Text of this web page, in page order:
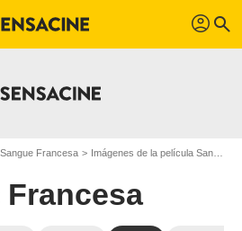
profil search
Sangue Francesa Imágenes de la película Sangue Francesa
Francesa